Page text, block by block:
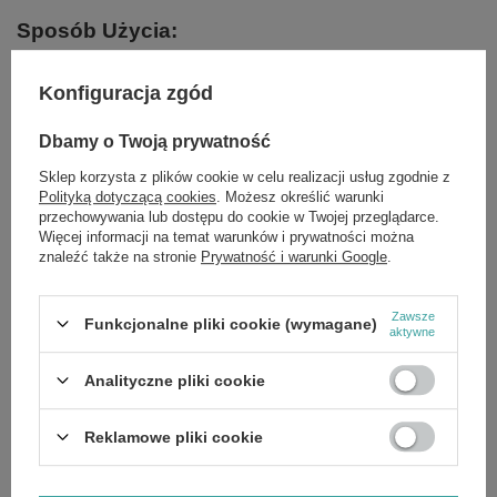
Sposób Użycia:
delikatnie w jednym kierunku, dopóki
wyjęciu kredki wysyp z temperówki pozostałości
po ostrzeniu.
Zobacz również
OKAZJA
Eveline Celebrity Skin Wypiekana Paleta Wielofunkcyjna do
Konturowania 4w1 16g
Konfiguracja zgód
Dbamy o Twoją prywatność
Sklep korzysta z plików cookie w celu realizacji usług zgodnie z
Polityką dotyczącą cookies . Możesz określić warunki
przechowywania lub dostępu do cookie w Twojej przeglądarce.
Więcej informacji na temat warunków i prywatności można
znaleźć także na stronie Prywatność i warunki Google
Funkcjonalne pliki cookie (wymagane)
Zawsze
aktywne
Analityczne pliki cookie
Reklamowe pliki cookie